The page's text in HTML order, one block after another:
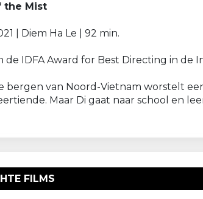
the Mist
| Diem Ha Le | 92 min.
de IDFA Award for Best Directing in de
bergen van Noord-Vietnam worstelt
Maar Di gaat naar school en
FILMS